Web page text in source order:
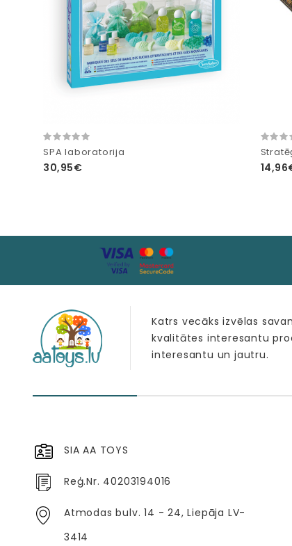
SPA laboratorija
30,95€
Katrs vecāks izvēlas
kvalitātes interesantu
interesantu un jautru.
SIA AA TOYS
Reģ.Nr. 40203194016
Atmodas bulv. 14 - 24, Liepāja LV-
3414